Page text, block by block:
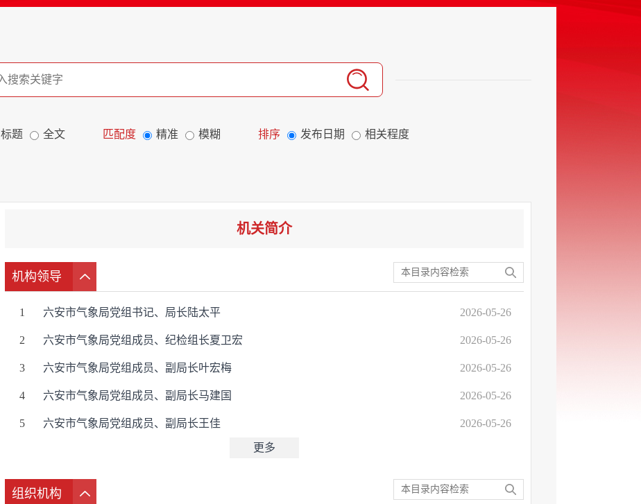
标题 全文 匹配度 精准 模糊 排序 发布日期 相关程度
机关简介
机构领导
1 六安市气象局党组书记、局长陆太平 2026-05-26
2 六安市气象局党组成员、纪检组长夏卫宏 2026-05-26
3 六安市气象局党组成员、副局长叶宏梅 2026-05-26
4 六安市气象局党组成员、副局长马建国 2026-05-26
5 六安市气象局党组成员、副局长王佳 2026-05-26
更多
组织机构